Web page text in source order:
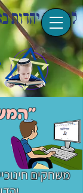
לומדים יהדות
משחקים